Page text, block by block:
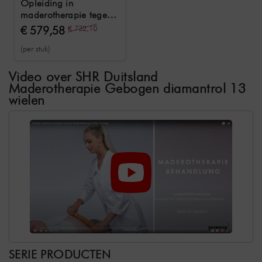
Opleiding in
maderotherapie tegen
cellulitis, inclusief
startpakket en
certificaat
€ 579,58 € 732,10
(per stuk)
Video over SHR Duitsland
Maderotherapie Gebogen diamantrol 13
wielen
SERIE PRODUCTEN